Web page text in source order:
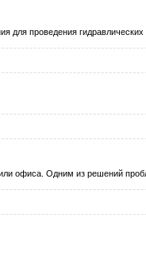
для проведения
офиса. Одним из решений